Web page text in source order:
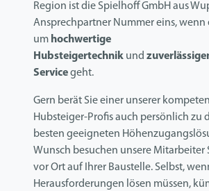
Region ist die Spielhoff GmbH aus
Ansprechpartner Nummer eins, wenn
um hochwertige
Hubsteigertechnik und
Servicegeht.
Gern berät Sie einer unserer
Hubsteiger-Profis auch persönlich zu
besten geeigneten
Wunsch besuchen unsere Mitarbeiter
vor Ort auf Ihrer Baustelle. Selbst,
Herausforderungen lösen müssen,